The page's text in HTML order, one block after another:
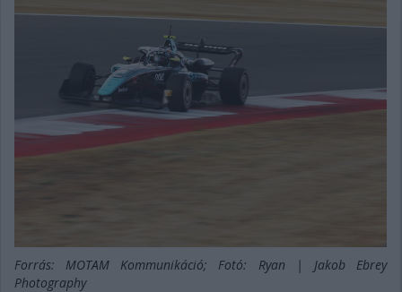
Forrás: MOTAM Kommunikáció; Fotó: Ryan | Jakob Ebrey
Photography